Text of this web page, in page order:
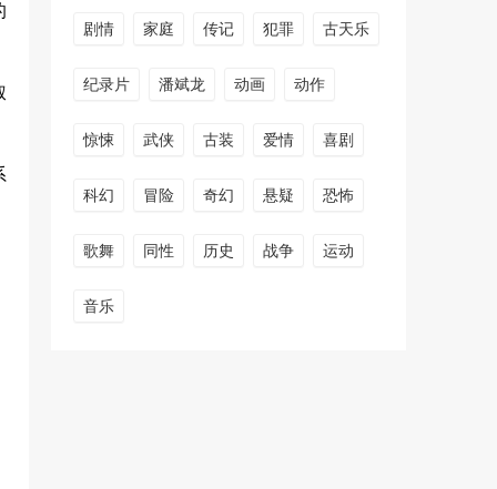
剧情 家庭 传记 犯罪 古天乐
纪录片 潘斌龙 动画 动作
惊悚 武侠 古装 爱情 喜剧
科幻 冒险 奇幻 悬疑 恐怖
歌舞 同性 历史 战争 运动
音乐